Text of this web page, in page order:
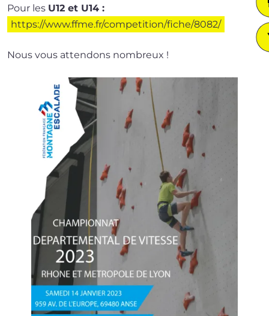
Pour les U12 et U14 :
https://​www​.ffme​.fr/​c​o​m​p​e​t​i​t​i​o​n​/​f​i​c​he/8082/
Nous vous atten­dons nombreux !